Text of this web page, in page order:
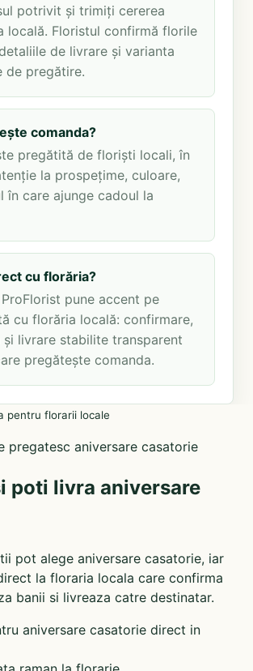
potrivit și trimiți cererea
locală. Floristul confirmă florile
de livrare și varianta
de pregătire.
comanda?
pregătită de floriști locali, în
la prospețime, culoare,
în care ajunge cadoul la
cu florăria?
pune accent pe
cu florăria locală: confirmare,
livrare stabilite transparent
pregătește comanda.
pentru florarii locale
pregatesc aniversare casatorie
poti livra aniversare
pot alege aniversare casatorie, iar
la floraria locala care confirma
banii si livreaza catre destinatar.
aniversare casatorie direct in